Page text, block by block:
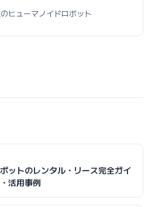
ヒューマノイドロボット
ットのレンタル・リース完全ガイ
活用事例